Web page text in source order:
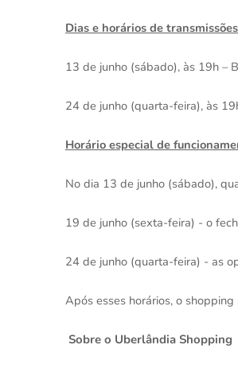
Dias e horários de
13 de junho (sábado), às 19h –
24 de junho (quarta-feira), às
Horário especial de
No dia 13 de junho (sábado),
19 de junho (sexta-feira) - o
24 de junho (quarta-feira) - as
Após esses horários, o shopping
Sobre o Uberlândia Shopping